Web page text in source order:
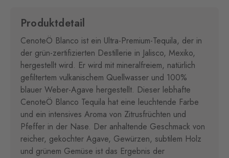
Produktdetail
CenoteÖ Blanco ist ein Ultra-Premium-Tequila, der in
der grün-zertifizierten Destillerie in Jalisco, Mexiko,
hergestellt wird. Er wird mit mineralfreiem, natürlich
gefiltertem vulkanischem Quellwasser und 100%
blauer Weber-Agave hergestellt. Dieser lebhafte
CenoteÖ Blanco Tequila hat eine leuchtende Farbe
und ein intensives Aroma von Zitrusfrüchten und
Pfeffer in der Nase. Der anhaltende Geschmack von
reicher, gekochter Agave, Gewürzen, subtilem Holz
und grünem Gemüse ist das Ergebnis der